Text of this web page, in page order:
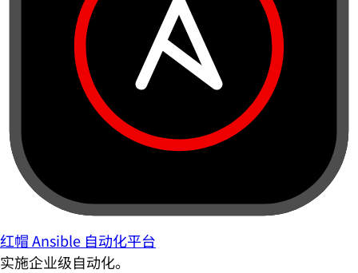
红帽 Ansible 自动化平台
实施企业级自动化。